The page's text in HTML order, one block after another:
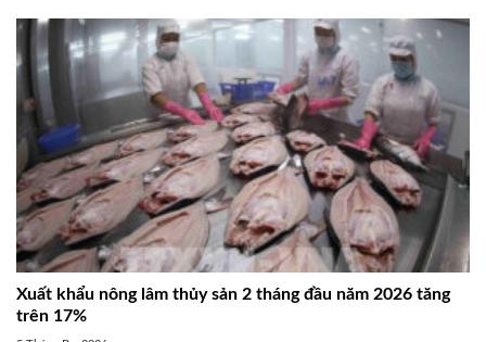
Xuất khẩu nông lâm thủy sản 2 tháng đầu năm 2026 tăng
trên 17%